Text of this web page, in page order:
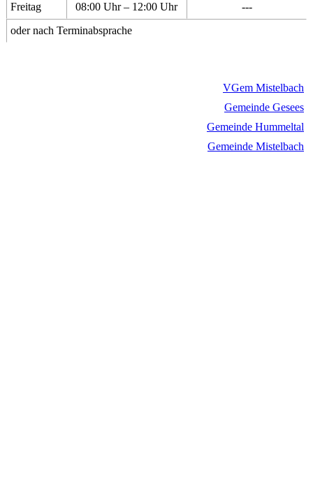
Freitag
08:00 Uhr – 12:00 Uhr
---
oder nach Terminabsprache
VGem Mistelbach
Gemeinde Gesees
Gemeinde Hummeltal
Gemeinde Mistelbach